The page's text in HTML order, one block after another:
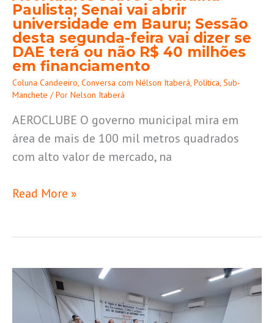
Paulista; Senai vai abrir
universidade em Bauru; Sessão
desta segunda-feira vai dizer se
DAE terá ou não R$ 40 milhões
em financiamento
Coluna Candeeiro, Conversa com Nélson Itaberá, Política, Sub-
Manchete / Por Nelson Itaberá
AEROCLUBE O governo municipal mira em
área de mais de 100 mil metros quadrados
com alto valor de mercado, na
fazer
caixa;
Acertamos
sobre
o
Muralha
Paulista;
Senai
vai
universidade
desta
segunda-
feira
Read More »
N.
Servidores,